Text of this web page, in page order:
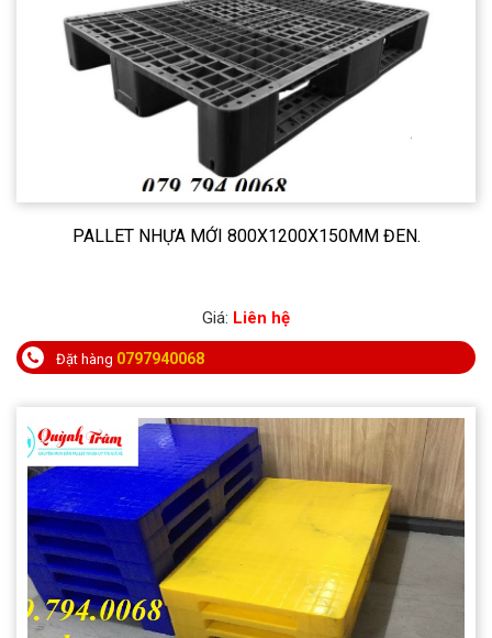
PALLET NHỰA MỚI 800X1200X150MM ĐEN.
Giá: Liên hệ
Đặt hàng 0797940068